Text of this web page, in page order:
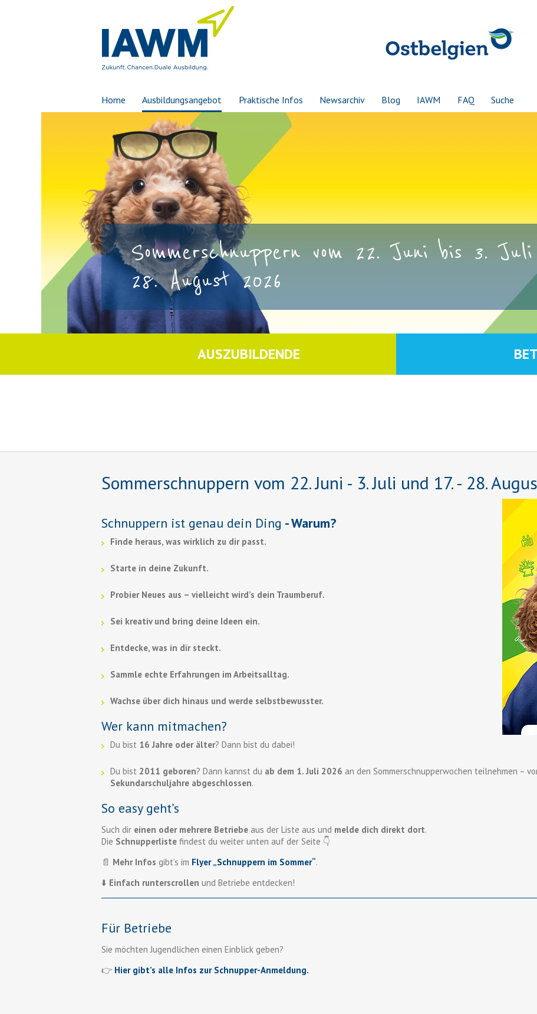
Home Ausbildungsangebot Praktische Infos Newsarchiv Blog IAWM FAQ Suche
Sommerschnuppern vom 22. Juni bis 3.
28. August 2026
AUSZUBILDENDE
Sommerschnuppern vom 22. Juni - 3. Juli und 17. - 28.
Schnuppern ist genau dein Ding - Warum?
Finde heraus, was wirklich zu dir passt.
Starte in deine Zukunft.
Probier Neues aus – vielleicht wird’s dein Traumberuf.
Sei kreativ und bring deine Ideen ein.
Entdecke, was in dir steckt.
Sammle echte Erfahrungen im Arbeitsalltag.
Wachse über dich hinaus und werde selbstbewusster.
Wer kann mitmachen?
Du bist 16 Jahre oder älter? Dann bist du dabei!
Du bist 2011 geboren? Dann kannst du ab dem 1. Juli 2026 an den Sommerschnupperwochen teilnehmen –
Sekundarschuljahre abgeschlossen.
So easy geht’s
Such dir einen oder mehrere Betriebe aus der Liste aus und melde dich direkt dort.
Die Schnupperliste findest du weiter unten auf der Seite 👇
📄 Mehr Infos gibt’s im Flyer „Schnuppern im Sommer“.
⬇️ Einfach runterscrollen und Betriebe entdecken!
Für Betriebe
Sie möchten Jugendlichen einen Einblick geben?
👉 Hier gibt’s alle Infos zur Schnupper-Anmeldung.